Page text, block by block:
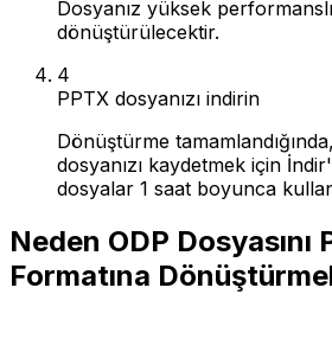
Dosyanız yüksek
dönüştürülecektir.
4
PPTX dosyanızı indirin
Dönüştürme
dosyanızı kaydetmek için
dosyalar 1 saat boyunca
Neden ODP Dosyasını
Formatına